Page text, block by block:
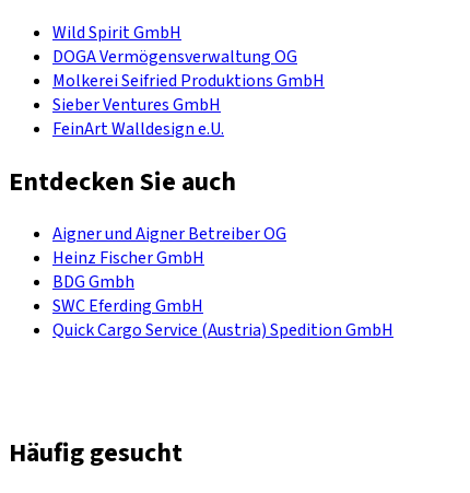
Wild Spirit GmbH
DOGA Vermögensverwaltung OG
Molkerei Seifried Produktions GmbH
Sieber Ventures GmbH
FeinArt Walldesign e.U.
Entdecken Sie auch
Aigner und Aigner Betreiber OG
Heinz Fischer GmbH
BDG Gmbh
SWC Eferding GmbH
Quick Cargo Service (Austria) Spedition GmbH
Häufig gesucht